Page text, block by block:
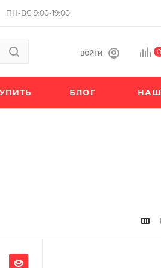
ПН-ВС 9:00-19:00
ВОЙТИ 0
БЛОГ